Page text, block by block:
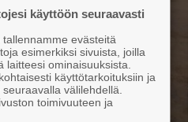
käyttöön seuraavasti
evästeitä
esimerkiksi sivuista, joilla
laitteesi ominaisuuksista.
käyttötarkoituksiin ja
välilehdellä.
toimivuuteen ja